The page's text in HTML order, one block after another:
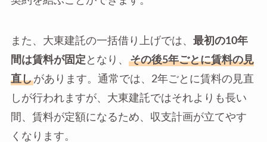
また、大東建託の一括借り上げでは、 最初の10年
間は賃料が固定 となり、
その後5年ごとに賃料の見
直しがあります。通常では、2年ごとに賃料の見直
しが行われますが、大東建託ではそれよりも長い
間、賃料が定額になるため、収支計画が立てやす
くなります。